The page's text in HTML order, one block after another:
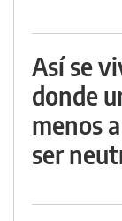
Así se
donde
menos
ser